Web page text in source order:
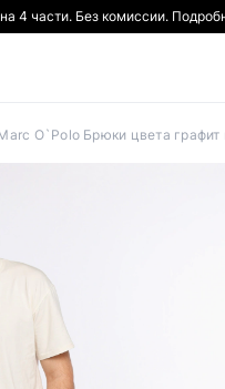
4 части. Без комиссии.
O`Polo Брюки цвета графит